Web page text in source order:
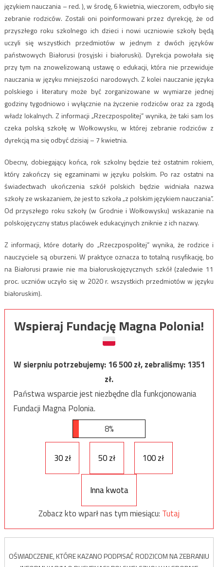
językiem nauczania – red. ), w środę, 6 kwietnia, wieczorem, odbyło się
zebranie rodziców. Zostali oni poinformowani przez dyrekcję, że od
przyszłego roku szkolnego ich dzieci i nowi uczniowie szkoły będą
uczyli się wszystkich przedmiotów w jednym z dwóch języków
państwowych Białorusi (rosyjski i białoruski). Dyrekcja powołała się
przy tym na znowelizowaną ustawę o edukacji, która nie przewiduje
nauczania w języku mniejszości narodowych. Z kolei nauczanie języka
polskiego i literatury może być zorganizowane w wymiarze jednej
godziny tygodniowo i wyłącznie na życzenie rodziców oraz za zgodą
władz lokalnych. Z informacji „Rzeczpospolitej” wynika, że taki sam los
czeka polską szkołę w Wołkowysku, w której zebranie rodziców z
dyrekcją ma się odbyć dzisiaj – 7 kwietnia.
Obecny, dobiegający końca, rok szkolny będzie też ostatnim rokiem,
który zakończy się egzaminami w języku polskim. Po raz ostatni na
świadectwach ukończenia szkół polskich będzie widniała nazwa
szkoły ze wskazaniem, że jest to szkoła „z polskim językiem nauczania”.
Od przyszłego roku szkoły (w Grodnie i Wołkowysku) wskazanie na
polskojęzyczny status placówek edukacyjnych zniknie z ich nazwy.
Z informacji, które dotarły do „Rzeczpospolitej” wynika, że rodzice i
nauczyciele są oburzeni. W praktyce oznacza to totalną rusyfikację, bo
na Białorusi prawie nie ma białoruskojęzycznych szkół (zaledwie 11
proc. uczniów uczyło się w 2020 r. wszystkich przedmiotów w języku
białoruskim).
Wspieraj Fundację Magna Polonia!
W sierpniu potrzebujemy:16 500zł, zebraliśmy:1351
zł.
Państwa wsparcie jest niezbędne dla funkcjonowania
Fundacji Magna Polonia.
8%
30 zł 50 zł 100 zł
Inna kwota
Zobacz kto wparł nas tym miesiącu: Tutaj
OŚWIADCZENIE, KTÓRE KAZANO PODPISAĆ RODZICOM NA ZEBRANIU